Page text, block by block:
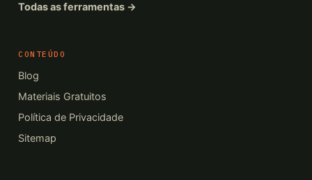
Todas as ferramentas →
CONTEÚDO
Blog
Materiais Gratuitos
Política de Privacidade
Sitemap